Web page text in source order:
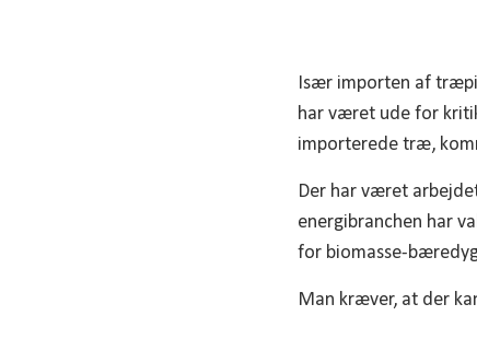
Især importen af
har været ude for
importerede træ,
Der har været
energibranchen har
for biomasse-
Man kræver, at der